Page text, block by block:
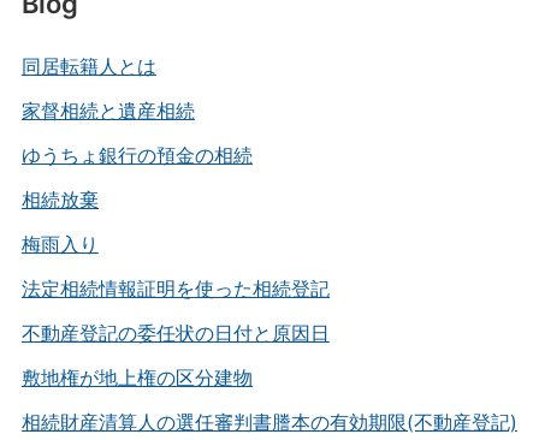
同居転籍人とは
家督相続と遺産相続
ゆうちょ銀行の預金の相続
相続放棄
梅雨入り
法定相続情報証明を使った相続登記
不動産登記の委任状の日付と原因日
敷地権が地上権の区分建物
相続財産清算人の選任審判書謄本の有効期限(不動産登記)